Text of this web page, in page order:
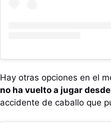
Hay otras opciones en el
no ha vuelto a jugar
accidente de caballo que